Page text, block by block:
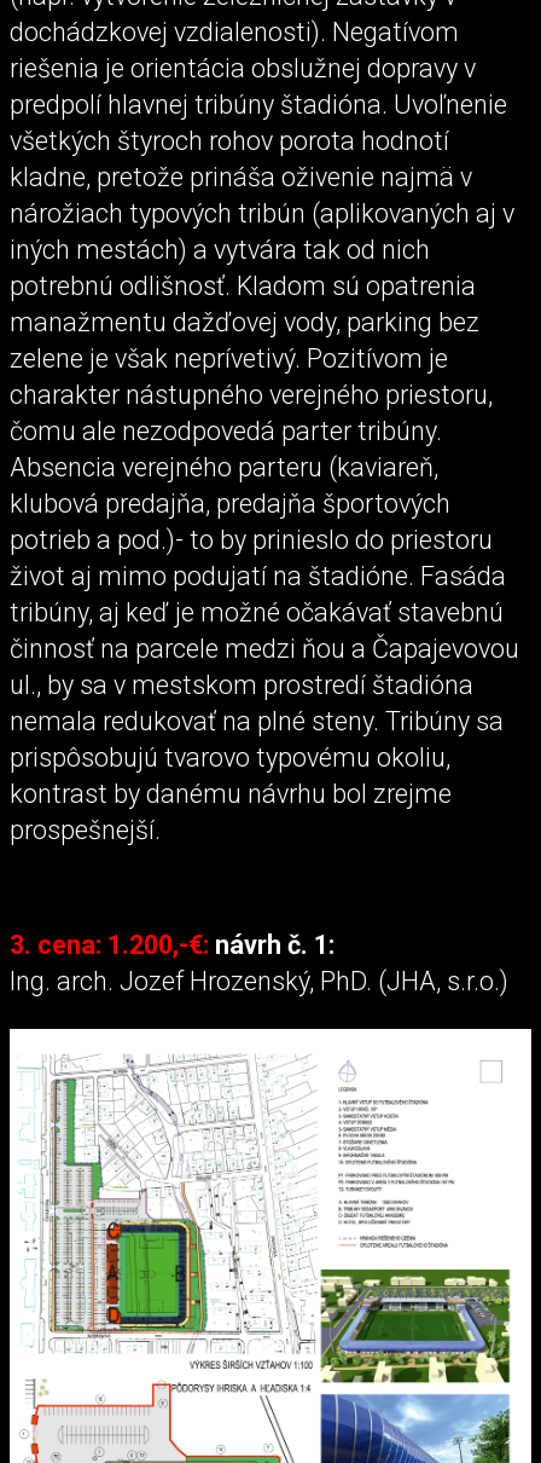
dochádzkovej vzdialenosti). Negatívom
riešenia je orientácia obslužnej dopravy v
predpolí hlavnej tribúny štadióna. Uvoľnenie
všetkých štyroch rohov porota hodnotí
kladne, pretože prináša oživenie najmä v
nárožiach typových tribún (aplikovaných aj v
iných mestách) a vytvára tak od nich
potrebnú odlišnosť. Kladom sú opatrenia
manažmentu dažďovej vody, parking bez
zelene je však neprívetivý. Pozitívom je
charakter nástupného verejného priestoru,
čomu ale nezodpovedá parter tribúny.
Absencia verejného parteru (kaviareň,
klubová predajňa, predajňa športových
potrieb a pod.)- to by prinieslo do priestoru
život aj mimo podujatí na štadióne. Fasáda
tribúny, aj keď je možné očakávať stavebnú
činnosť na parcele medzi ňou a Čapajevovou
ul., by sa v mestskom prostredí štadióna
nemala redukovať na plné steny. Tribúny sa
prispôsobujú tvarovo typovému okoliu,
kontrast by danému návrhu bol zrejme
prospešnejší.
3. cena: 1.200,-€: návrh č. 1:
Ing. arch. Jozef Hrozenský, PhD. (JHA, s.r.o.)